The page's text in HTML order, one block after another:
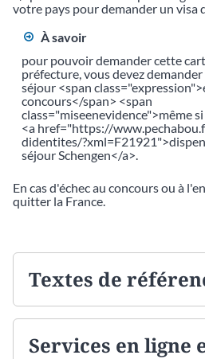
votre pays pour demander un visa
À savoir
pour pouvoir demander cette
préfecture, vous devez
séjour <span
concours</span> <span
class="miseenevidence">même
<a href="https://
didentites/
séjour Schengen</a>.
En cas d'échec au concours ou à
quitter la France.
Textes de
Services en ligne